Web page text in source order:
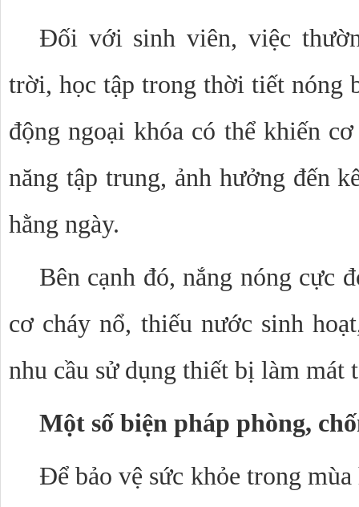
Đối với sinh viên, việc
trời, học tập trong thời tiết nóng
động ngoại khóa có thể khiến
năng tập trung, ảnh hưởng đến
hằng ngày.
Bên cạnh đó, nắng nóng cực
cơ cháy nổ, thiếu nước sinh
nhu cầu sử dụng thiết bị làm mát
Một số biện pháp phòng,
Để bảo vệ sức khỏe trong